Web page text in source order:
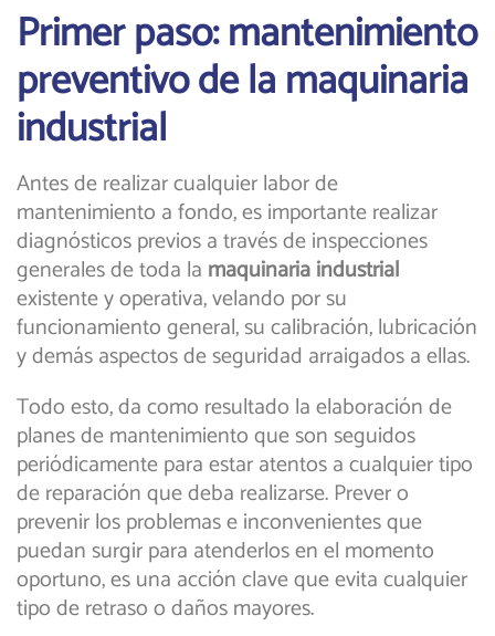
Primer paso: mantenimiento
preventivo de la maquinaria
industrial
Antes de realizar cualquier labor de
mantenimiento a fondo, es importante realizar
diagnósticos previos a través de inspecciones
generales de toda la maquinaria industrial
existente y operativa, velando por su
funcionamiento general, su calibración, lubricación
y demás aspectos de seguridad arraigados a ellas.
Todo esto, da como resultado la elaboración de
planes de mantenimiento que son seguidos
periódicamente para estar atentos a cualquier tipo
de reparación que deba realizarse. Prever o
prevenir los problemas e inconvenientes que
puedan surgir para atenderlos en el momento
oportuno, es una acción clave que evita cualquier
tipo de retraso o daños mayores.